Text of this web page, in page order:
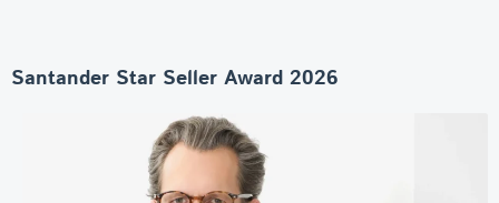
Santander Star Seller Award 2026